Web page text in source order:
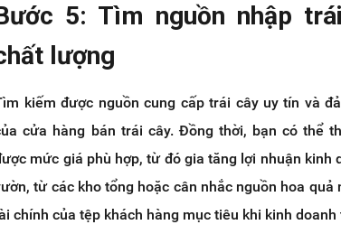
5: Tìm nguồn nhập
lượng
kiếm được nguồn cung cấp trái cây uy tín và
cửa hàng bán trái cây. Đồng thời, bạn có thể
mức giá phù hợp, từ đó gia tăng lợi nhuận kinh
từ các kho tổng hoặc cân nhắc nguồn hoa
chính của tệp khách hàng mục tiêu khi kinh doanh